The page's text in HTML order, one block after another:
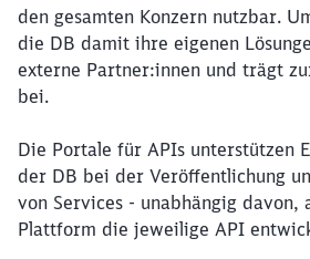
den gesamten Konzern nutzbar.
die DB damit ihre eigenen
externe Partner:innen und trägt
bei.
Die Portale für APIs unterstützen
der DB bei der Veröffentlichung
von Services - unabhängig davon,
Plattform die jeweilige API